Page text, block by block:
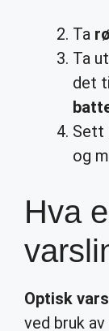
Ta
Ta
det
Sett
og
Hva
Optisk
ved bruk av